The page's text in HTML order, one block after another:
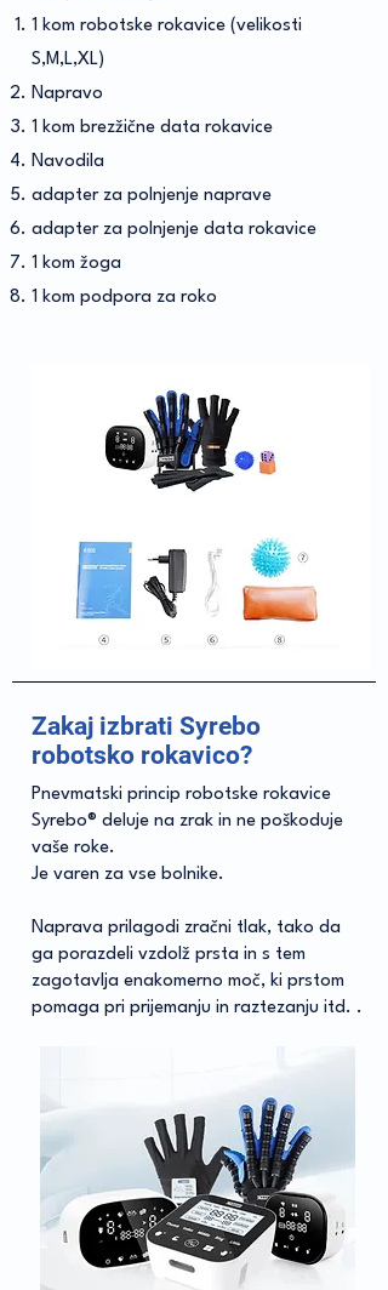
1 kom robotske rokavice (velikosti
S,M,L,XL)
Napravo
1 kom brezžične data rokavice
Navodila
adapter za polnjenje naprave
adapter za polnjenje data rokavice
1 kom žoga
1 kom podpora za roko
Zakaj izbrati Syrebo
robotsko rokavico?
Pnevmatski princip robotske rokavice
Syrebo® deluje na zrak in ne poškoduje
vaše roke.
Je varen za vse bolnike.
Naprava prilagodi zračni tlak, tako da
ga porazdeli vzdolž prsta in s tem
zagotavlja enakomerno moč, ki prstom
pomaga pri prijemanju in raztezanju itd. .